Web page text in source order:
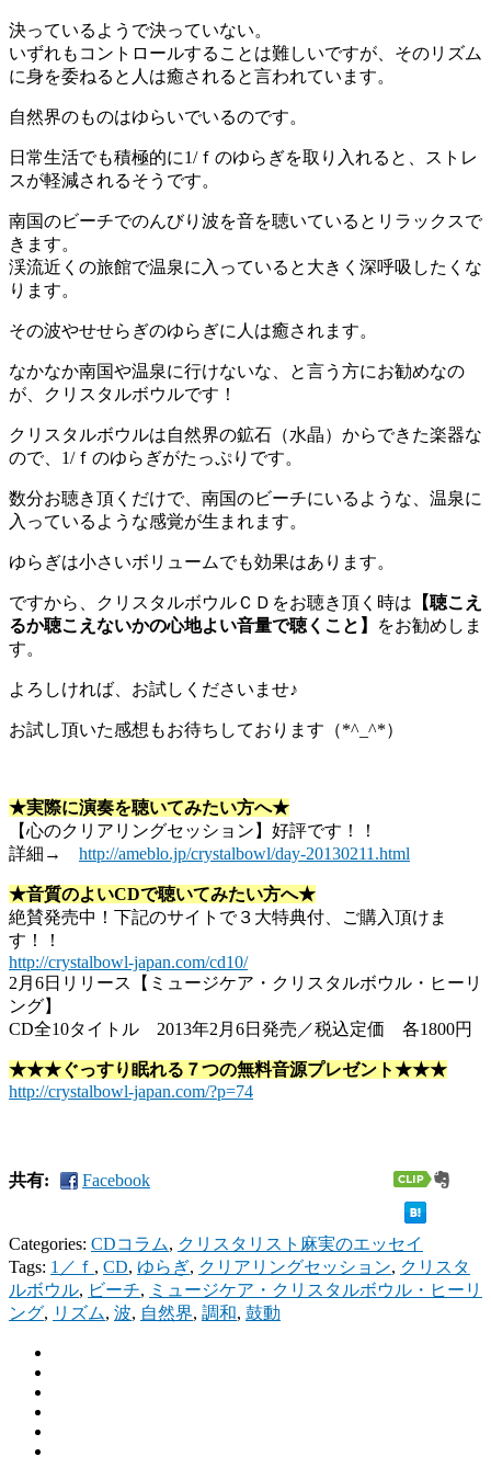
決っているようで決っていない。
いずれもコントロールすることは難しいですが、そのリズム
に身を委ねると人は癒されると言われています。
自然界のものはゆらいでいるのです。
日常生活でも積極的に1/ｆのゆらぎを取り入れると、ストレ
スが軽減されるそうです。
南国のビーチでのんびり波を音を聴いているとリラックスで
きます。
渓流近くの旅館で温泉に入っていると大きく深呼吸したくな
ります。
その波やせせらぎのゆらぎに人は癒されます。
なかなか南国や温泉に行けないな、と言う方にお勧めなの
が、クリスタルボウルです！
クリスタルボウルは自然界の鉱石（水晶）からできた楽器な
ので、1/ｆのゆらぎがたっぷりです。
数分お聴き頂くだけで、南国のビーチにいるような、温泉に
入っているような感覚が生まれます。
ゆらぎは小さいボリュームでも効果はあります。
ですから、クリスタルボウルＣＤをお聴き頂く時は 【聴こえ
るか聴こえないかの心地よい音量で聴くこと】
をお勧めしま
す。
よろしければ、お試しくださいませ♪
お試し頂いた感想もお待ちしております（*^_^*）
★実際に演奏を聴いてみたい方へ★
【心のクリアリングセッション】好評です！！
詳細→ http://ameblo.jp/crystalbowl/day-20130211.html
★音質のよいCDで聴いてみたい方へ★
絶賛発売中！下記のサイトで３大特典付、ご購入頂けま
す！！
http://crystalbowl-japan.com/cd10/
2月6日リリース【ミュージケア・クリスタルボウル・ヒーリ
ング】
CD全10タイトル 2013年2月6日発売／税込定価 各1800円
★★★ぐっすり眠れる７つの無料音源プレゼント★★★
http://crystalbowl-japan.com/?p=74
共有: Facebook
Categories: CDコラム, クリスタリスト麻実のエッセイ
Tags: 1／ｆ , CD, ゆらぎ, クリアリングセッション, クリスタ
ルボウル, ビーチ, ミュージケア・クリスタルボウル・ヒーリ
ング, リズム, 波, 自然界, 調和, 鼓動